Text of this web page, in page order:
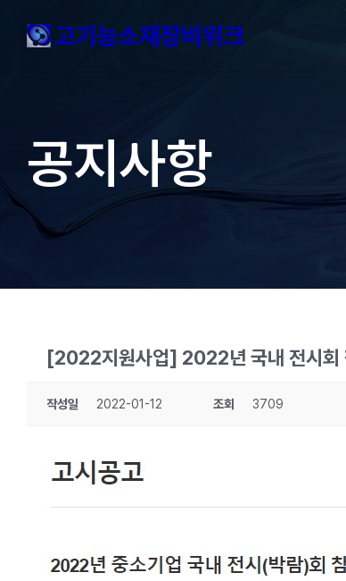
공지사항
[2022지원사업] 2022년 국내 전시회
작성일 2022-01-12 조회 3709